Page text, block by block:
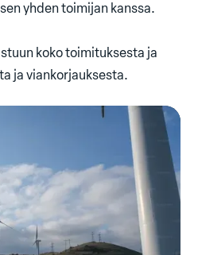
yhden toimijan kanssa.
koko toimituksesta ja
ja viankorjauksesta.